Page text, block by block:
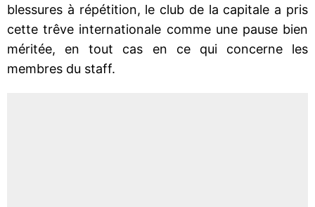
blessures à répétition, le club de la capitale a pris
cette trêve internationale comme une pause bien
méritée, en tout cas en ce qui concerne les
membres du staff.